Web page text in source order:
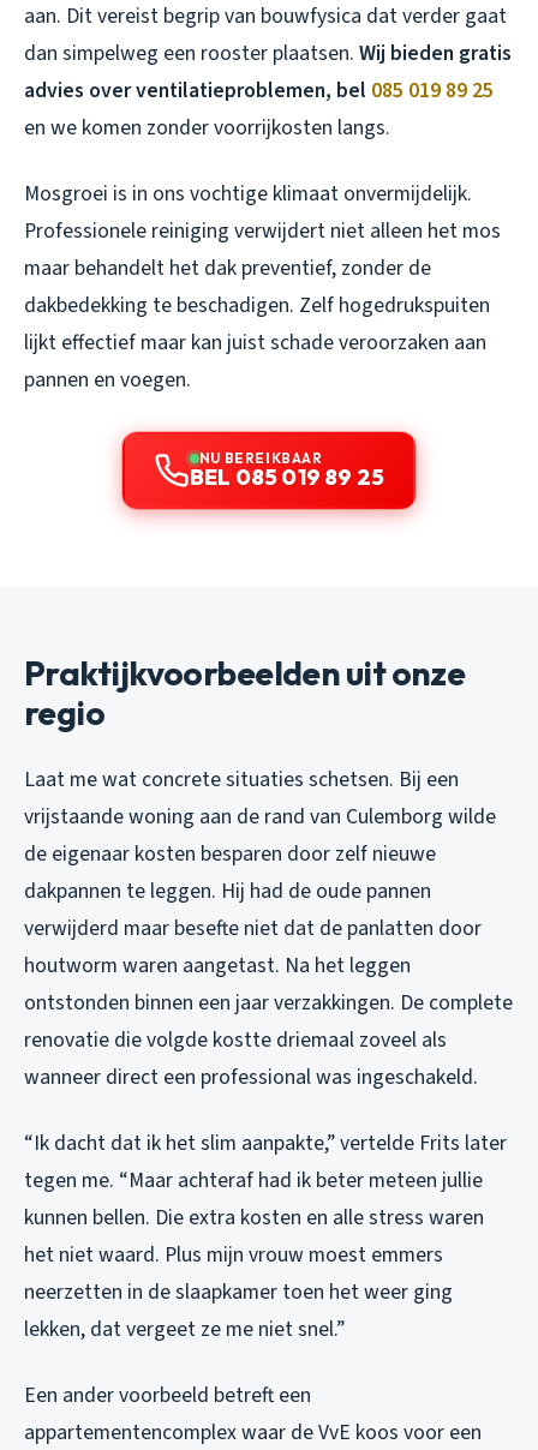
aan. Dit vereist begrip van bouwfysica dat verder gaat
dan simpelweg een rooster plaatsen. Wij bieden gratis
advies over ventilatieproblemen, bel 085 019 89 25
en we komen zonder voorrijkosten langs.
Mosgroei is in ons vochtige klimaat onvermijdelijk.
Professionele reiniging verwijdert niet alleen het mos
maar behandelt het dak preventief, zonder de
dakbedekking te beschadigen. Zelf hogedrukspuiten
lijkt effectief maar kan juist schade veroorzaken aan
pannen en voegen.
NU BEREIKBAAR
BEL 085 019 89 25
Praktijkvoorbeelden uit onze
regio
Laat me wat concrete situaties schetsen. Bij een
vrijstaande woning aan de rand van Culemborg wilde
de eigenaar kosten besparen door zelf nieuwe
dakpannen te leggen. Hij had de oude pannen
verwijderd maar besefte niet dat de panlatten door
houtworm waren aangetast. Na het leggen
ontstonden binnen een jaar verzakkingen. De complete
renovatie die volgde kostte driemaal zoveel als
wanneer direct een professional was ingeschakeld.
“Ik dacht dat ik het slim aanpakte,” vertelde Frits later
tegen me. “Maar achteraf had ik beter meteen jullie
kunnen bellen. Die extra kosten en alle stress waren
het niet waard. Plus mijn vrouw moest emmers
neerzetten in de slaapkamer toen het weer ging
lekken, dat vergeet ze me niet snel.”
Een ander voorbeeld betreft een
appartementencomplex waar de VvE koos voor een